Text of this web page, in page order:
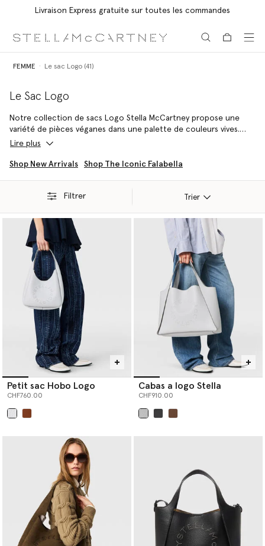
Livraison Express gratuite sur toutes les commandes
FEMME Le sac Logo (41)
Le Sac Logo
Notre collection de sacs Logo Stella McCartney propose une
variété de pièces véganes dans une palette de couleurs vives.
Sacs portés épaule ou mini sacs Stella Logo, à vous de choisir la
Lire plus
Shop New Arrivals Shop The Iconic Falabella
Filtrer Trier
Petit sac Hobo Logo
CHF760.00
Cabas a logo Stella
CHF910.00